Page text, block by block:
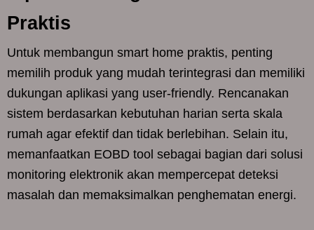
Praktis
Untuk membangun smart home praktis, penting
memilih produk yang mudah terintegrasi dan memiliki
dukungan aplikasi yang user-friendly. Rencanakan
sistem berdasarkan kebutuhan harian serta skala
rumah agar efektif dan tidak berlebihan. Selain itu,
memanfaatkan EOBD tool sebagai bagian dari solusi
monitoring elektronik akan mempercepat deteksi
masalah dan memaksimalkan penghematan energi.